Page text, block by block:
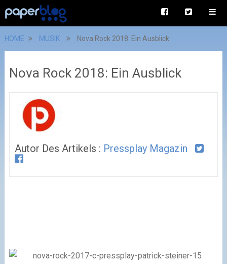
HOME MUSIK Nova Rock 2018: Ein Ausblick
Nova Rock 2018: Ein Ausblick
Autor Des Artikels : Pressplay Magazin